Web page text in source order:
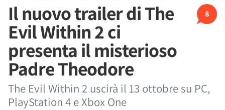
8
Il nuovo trailer di The
Evil Within 2 ci
presenta il misterioso
Padre Theodore
The Evil Within 2 uscirà il 13 ottobre su PC,
PlayStation 4 e Xbox One